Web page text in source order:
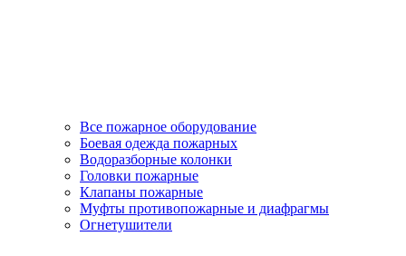
Все пожарное оборудование
Боевая одежда пожарных
Водоразборные колонки
Головки пожарные
Клапаны пожарные
Муфты противопожарные и диафрагмы
Огнетушители